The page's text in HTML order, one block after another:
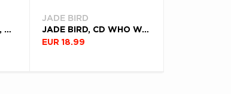
CHARLEY CROCKETT, VINYL DOLLAR A DAY
JADE BIRD
JADE BIRD, CD WHO WANTS TO TALK ABOUT LOVE
EUR 18.99